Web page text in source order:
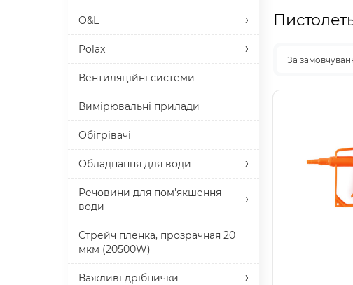
O&L
Polax
Вентиляційні системи
Вимірювальні прилади
Обігрівачі
Обладнання для води
Речовини для пом'якшення
води
Стрейч пленка, прозрачная 20
мкм (20500W)
Важливі дрібнички
За